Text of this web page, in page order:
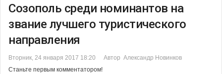
Созополь среди номинантов на
звание лучшего туристического
направления
Вторник, 24 января 2017 18:20
Автор Александр Новинков
Станьте первым комментатором!